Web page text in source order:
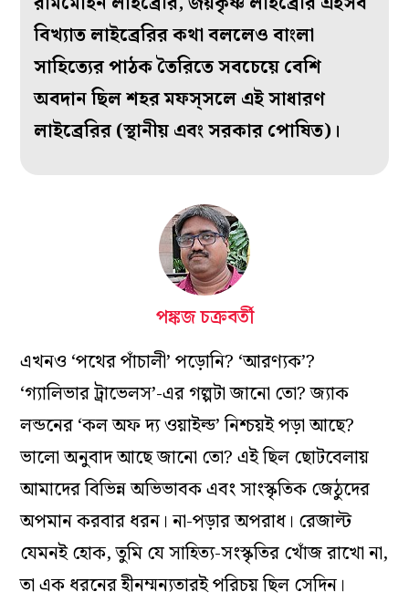
বিখ্যাত লাইব্রেরির কথা বললেও বাংলা
সাহিত্যের পাঠক তৈরিতে সবচেয়ে বেশি
অবদান ছিল শহর মফস্‌সলে এই সাধারণ
লাইব্রেরির (স্থানীয় এবং সরকার পোষিত)।
পঙ্কজ চক্রবর্তী
এখনও ‘পথের পাঁচালী’ পড়োনি? ‘আরণ্যক’?
‘গ্যালিভার ট্রাভেলস’-এর গল্পটা জানো তো? জ্যাক
লন্ডনের ‘কল অফ দ্য ওয়াইল্ড’ নিশ্চয়ই পড়া আছে?
ভালো অনুবাদ আছে জানো তো? এই ছিল ছোটবেলায়
আমাদের বিভিন্ন অভিভাবক এবং সাংস্কৃতিক জেঠুদের
অপমান করবার ধরন। না-পড়ার অপরাধ। রেজাল্ট
যেমনই হোক, তুমি যে সাহিত্য-সংস্কৃতির খোঁজ রাখো না,
তা এক ধরনের হীনম্মন্যতারই পরিচয় ছিল সেদিন।